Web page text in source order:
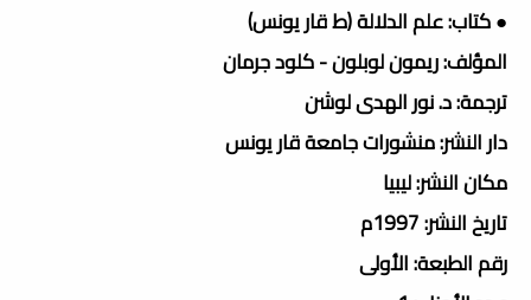
● كتاب: علم الدلالة (ط قار يونس)
المؤلف: ريمون لوبلون - كلود جرمان
ترجمة: د. نور الهدى لوشن
دار النشر: منشورات جامعة قار يونس
مكان النشر: ليبيا
تاريخ النشر: 1997م
رقم الطبعة: الأولى